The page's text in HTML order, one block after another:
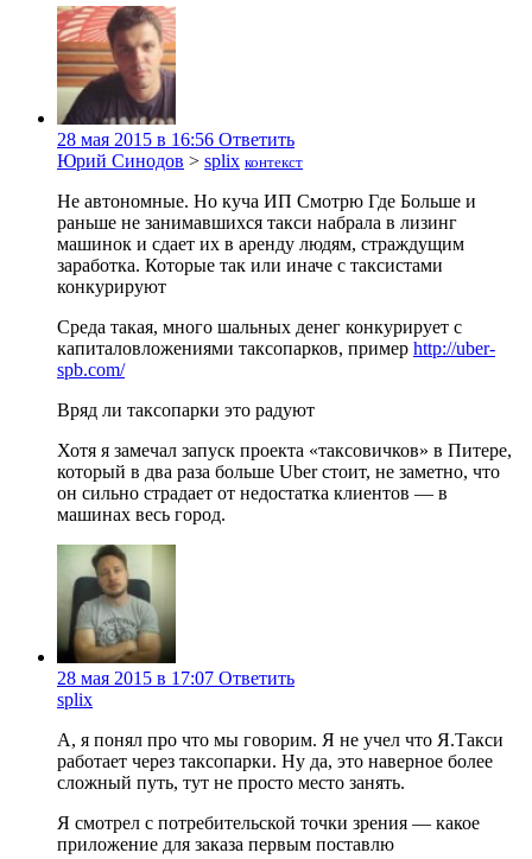
28 мая 2015 в 16:56 Ответить
Юрий Синодов > splix контекст
Не автономные. Но куча ИП Смотрю Где Больше и
раньше не занимавшихся такси набрала в лизинг
машинок и сдает их в аренду людям, страждущим
заработка. Которые так или иначе с таксистами
конкурируют
Среда такая, много шальных денег конкурирует с
капиталовложениями таксопарков, пример http://uber-
spb.com/
Вряд ли таксопарки это радуют
Хотя я замечал запуск проекта «таксовичков» в Питере,
который в два раза больше Uber стоит, не заметно, что
он сильно страдает от недостатка клиентов — в
машинах весь город.
28 мая 2015 в 17:07 Ответить
splix
А, я понял про что мы говорим. Я не учел что Я.Такси
работает через таксопарки. Ну да, это наверное более
сложный путь, тут не просто место занять.
Я смотрел с потребительской точки зрения — какое
приложение для заказа первым поставлю